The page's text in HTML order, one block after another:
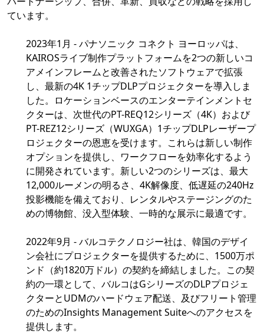
ています。
2023年1月 - パナソニック コネクト ヨーロッパは、
KAIROSライブ制作プラットフォームを2つの新しいコ
アメインフレームと改善されたソフトウェアで拡張
し、最新の4K 1チップDLPプロジェクターを導入しま
した。ロケーションベースのエンターテインメントセ
クターは、次世代のPT-REQ12シリーズ（4K）および
PT-REZ12シリーズ（WUXGA）1チップDLPレーザープ
ロジェクターの恩恵を受けます。これらは新しい制作
オプションを提供し、ワークフローを効率化するよう
に開発されています。新しい2つのシリーズは、最大
12,000ルーメンの明るさ、4K解像度、低遅延の240Hz
投影機能を備えており、レンタルやステージングのた
めの博物館、没入型体験、一時的な展示に最適です。
2022年9月 - バルコテクノロジー社は、韓国のデザイ
ン会社にプロジェクターを提供するために、1500万ポ
ンド（約1820万ドル）の契約を締結しました。この契
約の一環として、バルコはGシリーズのDLPプロジェ
クターとUDMのハードウェア配送、及びフリート管理
のためのInsights Management Suiteへのアクセスを
提供します。